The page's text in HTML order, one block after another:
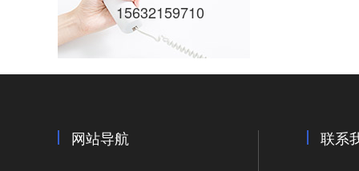
15632159710
网站导航 联系